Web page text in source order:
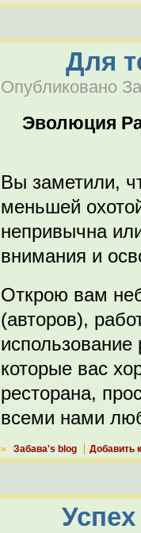
Для
Опубликовано
Эволюция
Вы заметили,
меньшей
непривычна
внимания и
Открою вам
(авторов),
которые вас
ресторана,
всеми нами
» Забава's blog Добавить